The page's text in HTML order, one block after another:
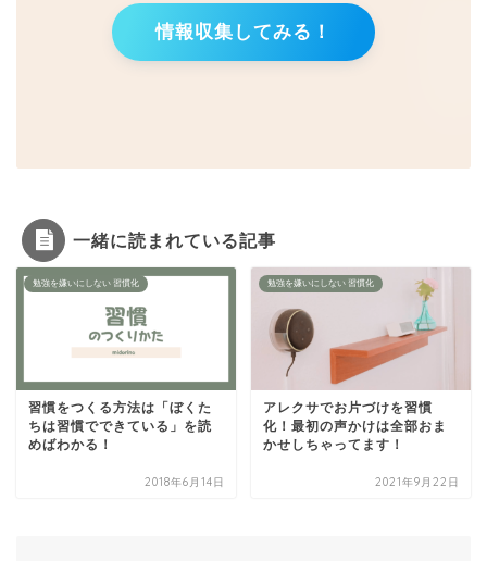
情報収集してみる！
一緒に読まれている記事
勉強を嫌いにしない 習慣化
習慣をつくる方法は「ぼくた
ちは習慣でできている」を読
めばわかる！
2018年6月14日
勉強を嫌いにしない 習慣化
アレクサでお片づけを習慣
化！最初の声かけは全部おま
かせしちゃってます！
2021年9月22日